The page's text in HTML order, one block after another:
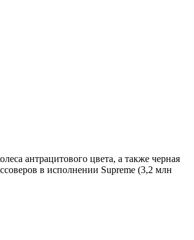
антрацитового цвета, а также черная
в исполнении Supreme (3,2 млн